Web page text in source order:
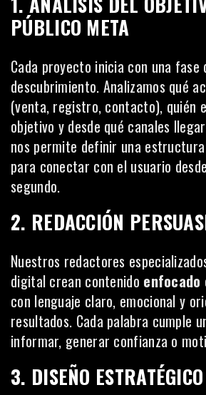
PÚBLICO META
Cada proyecto inicia con una fase
descubrimiento. Analizamos qué
(venta, registro, contacto), quién
objetivo y desde qué canales
nos permite definir una
para conectar con el usuario
segundo.
2. REDACCIÓN
Nuestros redactores
digital crean contenido enfocado
con lenguaje claro, emocional y
resultados. Cada palabra cumple
informar, generar confianza o
3. DISEÑO ESTRATÉGICO